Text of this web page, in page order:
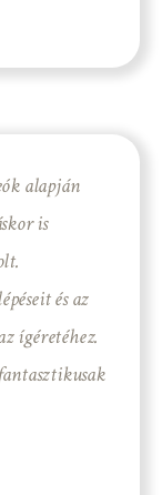
alapján
is
és az
ígéretéhez.